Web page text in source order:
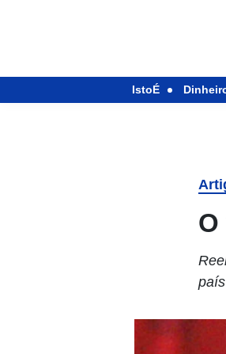
IstoÉ
país